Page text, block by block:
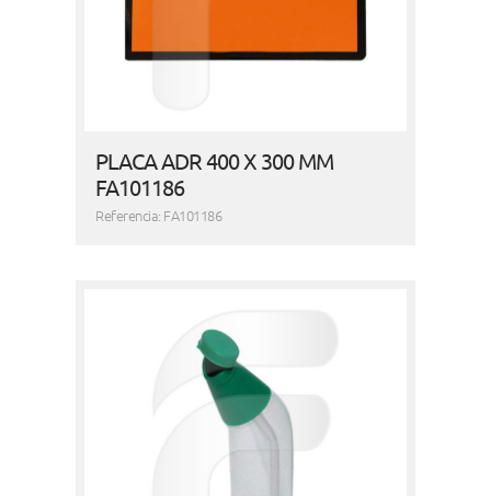
PLACA ADR 400 X 300 MM
FA101186
Referencia: FA101186